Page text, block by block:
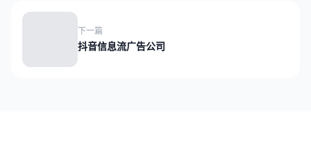
下一篇
抖音信息流广告公司